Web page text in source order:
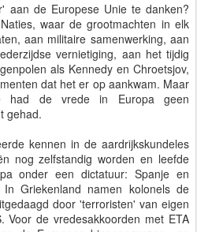
aan de Europese Unie te danken?
waar de grootmachten in elk
aan militaire samenwerking, aan
vernietiging, aan het tijdig
als Kennedy en Chroetsjov,
dat het er op aankwam. Maar
had de vrede in Europa geen
gehad.
kennen in de aardrijkskundeles
nog zelfstandig worden en leefde
onder een dictatuur: Spanje en
Griekenland namen kolonels de
door 'terroristen' van eigen
Voor de vredesakkoorden met ETA